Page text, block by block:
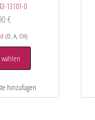
13101-0
€
(D, A, CH)